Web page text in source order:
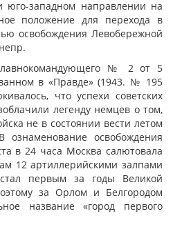
западном направлении на
положение для перехода в
освобождения Левобережной
№ 2 от 5
в «Правде» (1943. № 195
что успехи советских
легенду немцев о том,
не в состоянии вести летом
ознаменование освобождения
в 24 часа Москва салютовала
12 артиллерийскими залпами
первым за годы Великой
за Орлом и Белгородом
название «город первого